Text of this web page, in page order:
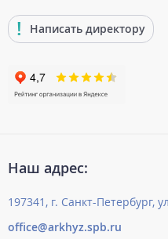
Написать директору
Наш адрес:
197341, г. Санкт-Петербург,
office@arkhyz.spb.ru